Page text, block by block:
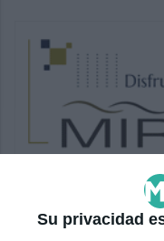
Su privacidad